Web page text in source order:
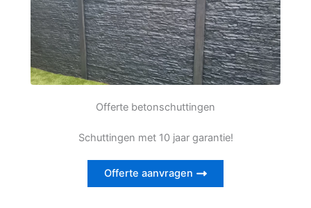
Offerte betonschuttingen
Schuttingen met 10 jaar garantie!
Offerte aanvragen